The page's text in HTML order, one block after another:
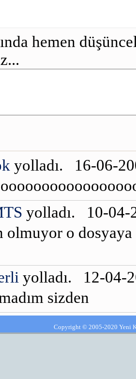
hemen
yolladı. 16-06-
yolladı. 10-
olmuyor o
yolladı. 12-04-
sizden
Copyright © 2005-2020 Yeni